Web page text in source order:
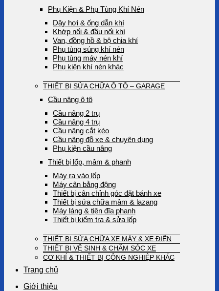
Phụ Kiện & Phụ Tùng Khí Nén
Dây hơi & ống dẫn khí
Khớp nối & đầu nối khí
Van, đồng hồ & bộ chia khí
Phụ tùng súng khí nén
Phụ tùng máy nén khí
Phụ kiện khí nén khác
THIẾT BỊ SỬA CHỮA Ô TÔ – GARAGE
Cầu nâng ô tô
Cầu nâng 2 trụ
Cầu nâng 4 trụ
Cầu nâng cắt kéo
Cầu nâng đỗ xe & chuyên dụng
Phụ kiện cầu nâng
Thiết bị lốp, mâm & phanh
Máy ra vào lốp
Máy cân bằng động
Thiết bị cân chỉnh góc đặt bánh xe
Thiết bị sửa chữa mâm & lazang
Máy láng & tiện đĩa phanh
Thiết bị kiểm tra & sửa lốp
THIẾT BỊ SỬA CHỮA XE MÁY & XE ĐIỆN
THIẾT BỊ VỆ SINH & CHĂM SÓC XE
CƠ KHÍ & THIẾT BỊ CÔNG NGHIỆP KHÁC
Trang chủ
Giới thiệu